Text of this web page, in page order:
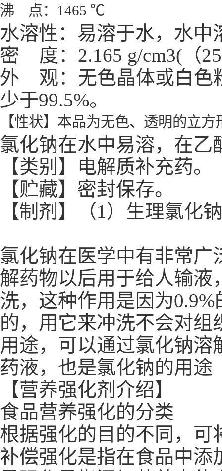
沸 点：1465 ℃
水溶性：易溶于水，水中
密 度：2.165 g/cm3(（
外 观：无色晶体或白色
少于99.5%。
【性状】本品为无色、透明的立
氯化钠在水中易溶，在乙
【类别】电解质补充药。
【贮藏】密封保存。
【制剂】（1）生理氯化
氯化钠在医学中有非常
解药物以后用于给人输液
洗，这种作用是因为
的，用它来冲洗不会对
用途，可以通过氯化钠
药液，也是氯化钠的用途
【营养强化剂介绍】
食品营养强化的分类
根据强化的目的不同，可
补偿强化是指在食品中